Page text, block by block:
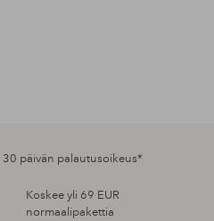
30 päivän palautusoikeus*
Koskee yli 69 EUR
normaalipakettia